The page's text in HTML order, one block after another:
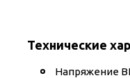
Технические
Напряжение